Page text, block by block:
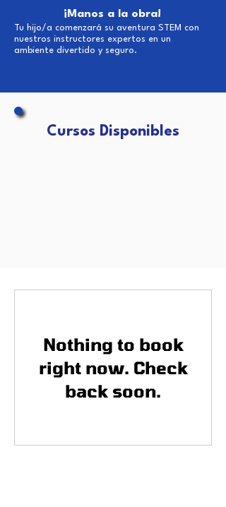
¡Manos a la obra!
Tu hijo/a comenzará su aventura STEM con
nuestros instructores expertos en un
ambiente divertido y seguro.
Cursos Disponibles
Nothing to book
right now. Check
back soon.